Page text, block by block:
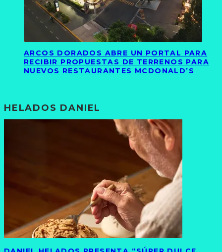
ARCOS DORADOS ABRE UN PORTAL PARA
RECIBIR PROPUESTAS DE TERRENOS PARA
NUEVOS RESTAURANTES MCDONALD’S
HELADOS DANIEL